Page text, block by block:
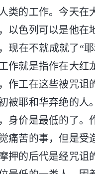
类的工作。今天在
以色列可以是他在
现在不就成就了“
作就是指作在大红
作工在这些被咒诅
被耶和华弃绝的人
身价是最低的了。
痛苦的事，但是受
押的后代是经咒诅